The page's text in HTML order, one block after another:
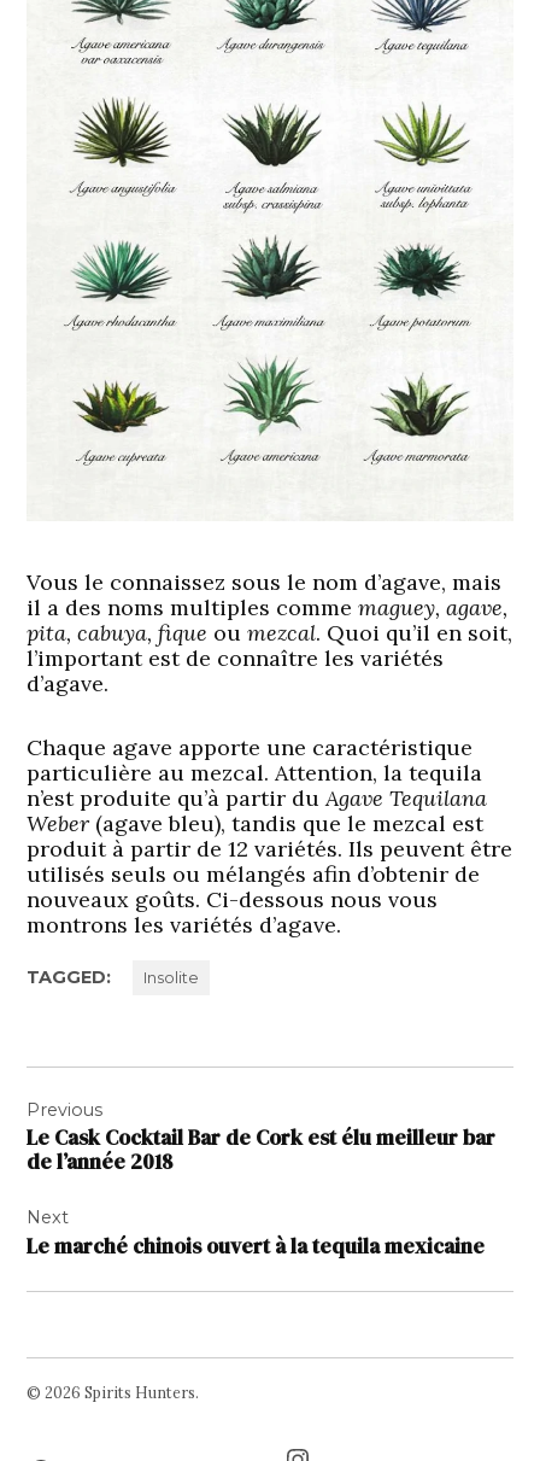
Vous le connaissez sous le nom d’agave, mais
il a des noms multiples comme maguey, agave,
pita, cabuya, fique ou mezcal. Quoi qu’il en soit,
l’important est de connaître les variétés
d’agave.
Chaque agave apporte une caractéristique
particulière au mezcal. Attention, la tequila
n’est produite qu’à partir duAgave Tequilana
Weber (agave bleu), tandis que le mezcal est
produit à partir de 12 variétés. Ils peuvent être
utilisés seuls ou mélangés afin d’obtenir de
nouveaux goûts. Ci-dessous nous vous
montrons les variétés d’agave.
TAGGED: Insolite
de
l’article
Previous
Le Cask Cocktail Bar de Cork est élu meilleur bar
de l’année 2018
Next
Le marché chinois ouvert à la tequila mexicaine
© 2026 Spirits Hunters.